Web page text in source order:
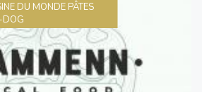
DU MONDE PÂTES
DOG